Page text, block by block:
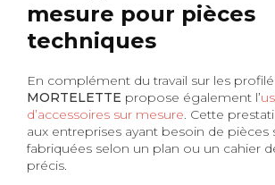
mesure pour pièces
techniques
En complément du travail sur les
MORTELETTE propose également l’
d’accessoires sur mesure. Cette
aux entreprises ayant besoin de pièces
fabriquées selon un plan ou un cahier
précis.